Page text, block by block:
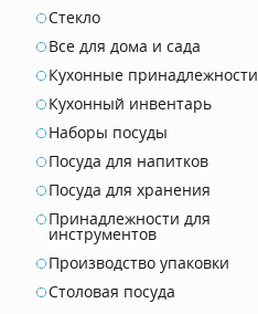
Стекло
Все для дома и сада
Кухонные принадлежности
Кухонный инвентарь
Наборы посуды
Посуда для напитков
Посуда для хранения
Принадлежности для
инструментов
Производство упаковки
Столовая посуда